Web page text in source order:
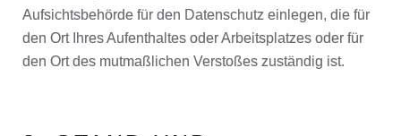
Aufsichtsbehörde für den Datenschutz einlegen, die für
den Ort Ihres Aufenthaltes oder Arbeitsplatzes oder für
den Ort des mutmaßlichen Verstoßes zuständig ist.